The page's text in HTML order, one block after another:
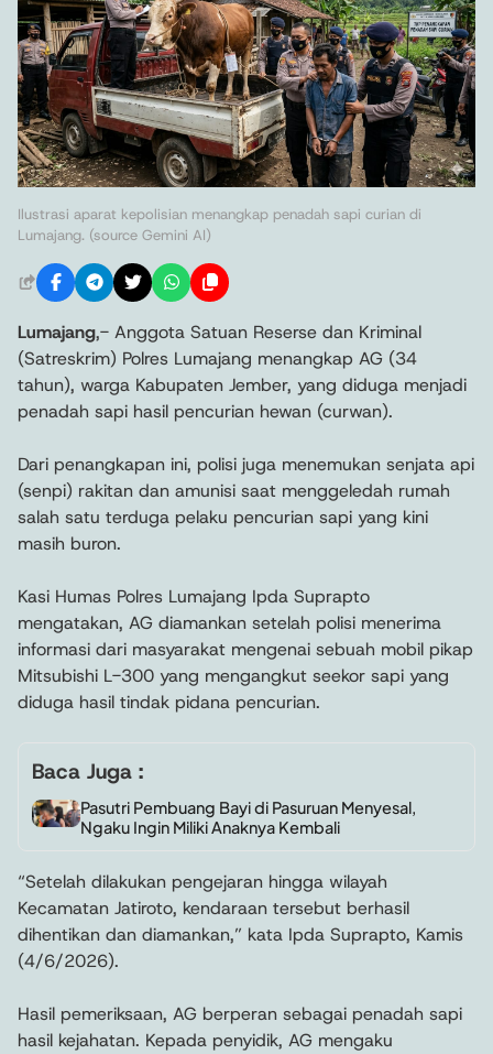
Ilustrasi aparat kepolisian menangkap penadah sapi curian di
Lumajang. (source Gemini AI)
Lumajang,- Anggota Satuan Reserse dan Kriminal
(Satreskrim) Polres Lumajang menangkap AG (34
tahun), warga Kabupaten Jember, yang diduga menjadi
penadah sapi hasil pencurian hewan (curwan).
Dari penangkapan ini, polisi juga menemukan senjata api
(senpi) rakitan dan amunisi saat menggeledah rumah
salah satu terduga pelaku pencurian sapi yang kini
masih buron.
Kasi Humas Polres Lumajang Ipda Suprapto
mengatakan, AG diamankan setelah polisi menerima
informasi dari masyarakat mengenai sebuah mobil pikap
Mitsubishi L-300 yang mengangkut seekor sapi yang
diduga hasil tindak pidana pencurian.
Baca Juga :
Pasutri Pembuang Bayi di Pasuruan Menyesal,
Ngaku Ingin Miliki Anaknya Kembali
“Setelah dilakukan pengejaran hingga wilayah
Kecamatan Jatiroto, kendaraan tersebut berhasil
dihentikan dan diamankan,” kata Ipda Suprapto, Kamis
(4/6/2026).
Hasil pemeriksaan, AG berperan sebagai penadah sapi
hasil kejahatan. Kepada penyidik, AG mengaku